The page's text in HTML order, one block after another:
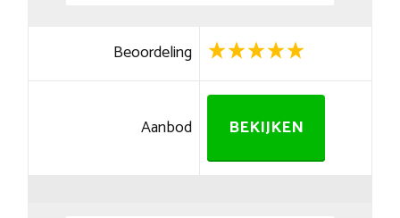
Beoordeling
Aanbod BEKIJKEN